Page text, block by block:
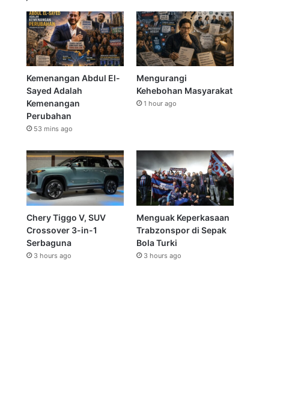
Kemenangan Abdul El-
Sayed Adalah
Kemenangan
Perubahan
53 mins ago
Mengurangi
Kehebohan Masyarakat
1 hour ago
Chery Tiggo V, SUV
Crossover 3-in-1
Serbaguna
3 hours ago
Menguak Keperkasaan
Trabzonspor di Sepak
Bola Turki
3 hours ago